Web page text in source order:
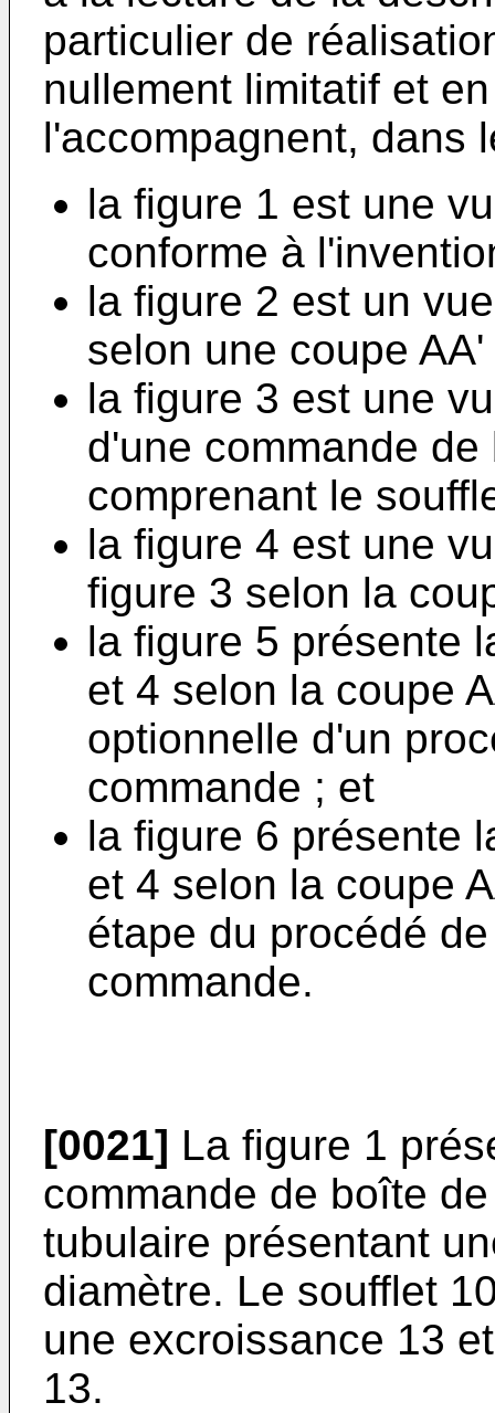
particulier de
nullement limitatif et
l'accompagnent, dans
la figure 1 est une
conforme à
la figure 2 est un
selon une coupe AA'
la figure 3 est une
d'une commande
comprenant le
la figure 4 est une
figure 3 selon la
la figure 5 présente
et 4 selon la coupe
optionnelle d'un
commande ; et
la figure 6 présente
et 4 selon la coupe
étape du procédé
commande.
[0021] La figure 1
commande de boîte
tubulaire présentant
diamètre. Le soufflet
une excroissance 13
13.